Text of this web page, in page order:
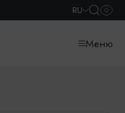
RU
Меню